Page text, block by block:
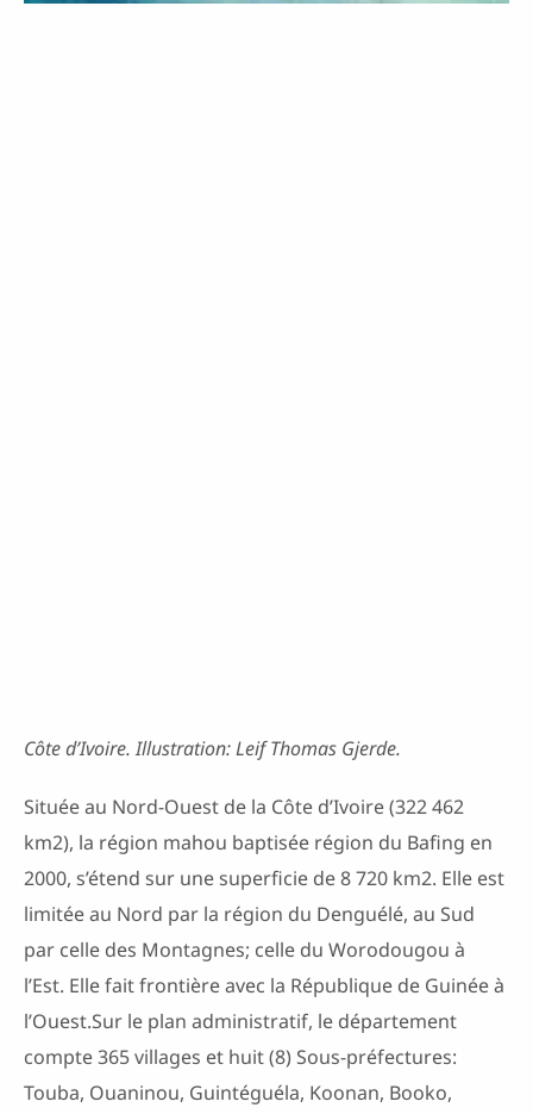
Côte d’Ivoire. Illustration: Leif Thomas Gjerde.
Située au Nord-Ouest de la Côte d’Ivoire (322 462
km2), la région mahou baptisée région du Bafing en
2000, s’étend sur une superficie de 8 720 km2. Elle est
limitée au Nord par la région du Denguélé, au Sud
par celle des Montagnes; celle du Worodougou à
l’Est. Elle fait frontière avec la République de Guinée à
l’Ouest.Sur le plan administratif, le département
compte 365 villages et huit (8) Sous-préfectures:
Touba, Ouaninou, Guintéguéla, Koonan, Booko,